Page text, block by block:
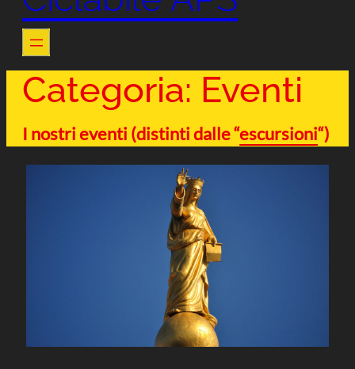
Categoria: Eventi
I nostri eventi (distinti dalle “escursioni“)